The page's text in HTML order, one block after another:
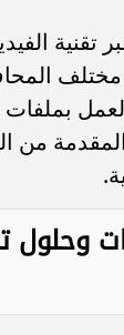
تقنية
مختلف
بملفات
من
وحلول